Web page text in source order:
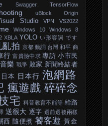
Swagger TensorFlow
uBlock Origin
Studio VPN VS2022
Windows 10 Windows 8
XBLA YOLO い形容詞 です
亂拍 京都 動詞 台灣 和平 商
行 富貴險中求 專訪 小市民
樂 戰爭 敗家 新聞終結者
日本 日本行 泡網路
瘋遊戲 碎碎念
宅 科普教育不能等 給路
送很大 逐字 選前選後兩樣
西 隨便煮 饕客遊 黃金